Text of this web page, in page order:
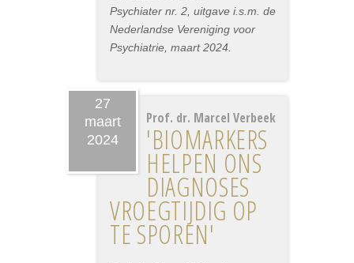
Psychiater nr. 2, uitgave i.s.m. de
Nederlandse Vereniging voor
Psychiatrie, maart 2024.
27
maart
2024
Prof. dr. Marcel Verbeek
'BIOMARKERS
HELPEN ONS
DIAGNOSES
VROEGTIJDIG OP
TE SPOREN'